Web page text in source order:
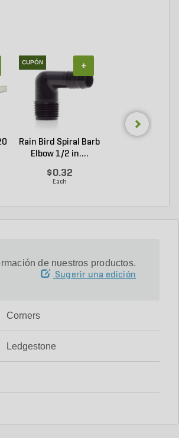
CUPÓN
Rain Bird Spiral Barb
Elbow 1/2 in....
$0.32
Each
+
de nuestros productos.
Sugerir una edición
Corners
Ledgestone